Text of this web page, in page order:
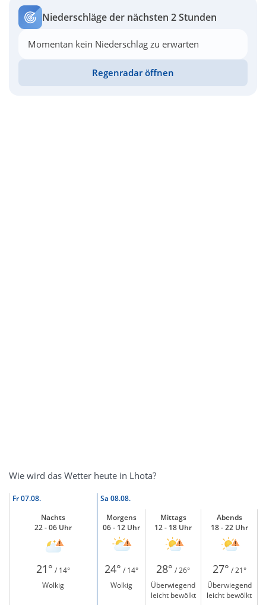
Niederschläge der nächsten 2 Stunden
Momentan kein Niederschlag zu erwarten
Regenradar öffnen
Wie wird das Wetter heute in Lhota?
Fr07.08. Sa 08.08.
Nachts
22 - 06 Uhr
Morgens
06 - 12 Uhr
Mittags
12 - 18 Uhr
Abends
18 - 22 Uhr
21° / 14° 24° / 14° 28° / 26° 27° / 21°
Wolkig
Wolkig
Überwiegend
leicht bewölkt
Überwiegend
leicht bewölkt